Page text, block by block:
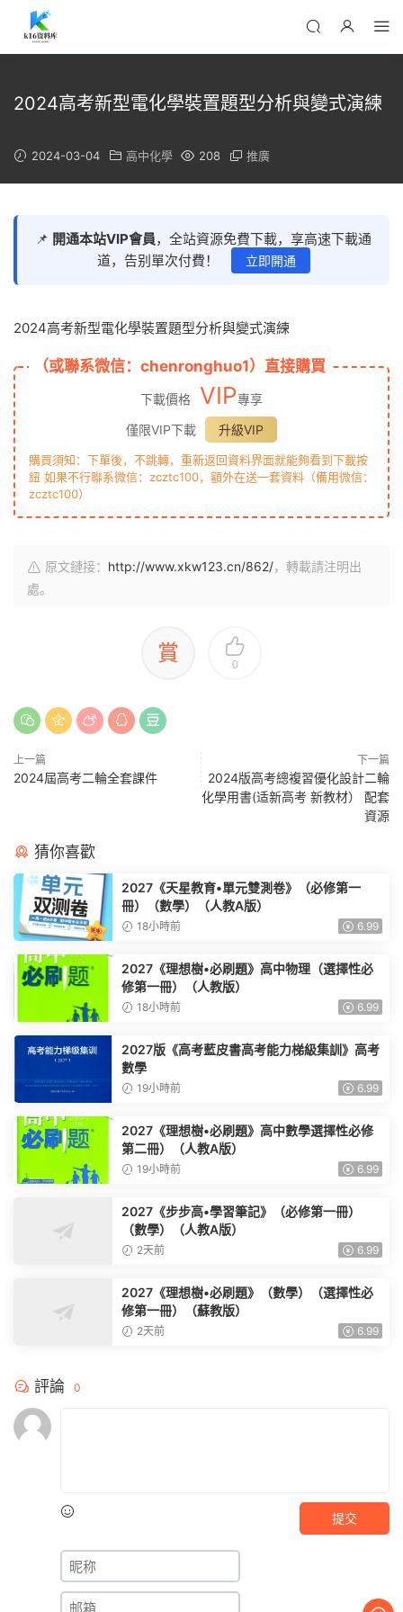
2024高考新型電化學裝置題型分析與變式演練
2024-03-04 高中化學 208 推廣
📌 開通本站VIP會員，全站資源免費下載，享高速下載通
道，告别單次付費！
立即開通
2024高考新型電化學裝置題型分析與變式演練
（或聯系微信：chenronghuo1）直接購買
下載價格 VIP專享
僅限VIP下載
升級VIP
購買須知：下單後，不跳轉，重新返回資料界面就能夠看到下載按
鈕 如果不行聯系微信：zcztc100，額外在送一套資料（備用微信：
zcztc100）
原文鏈接： http://www.xkw123.cn/862/，轉載請注明出
處。
賞 0
上一篇
2024屆高考二輪全套課件
下一篇
2024版高考總複習優化設計二輪
化學用書(适新高考 新教材） 配套
資源
猜你喜歡
2027《天星教育•單元雙測卷》（必修第一
冊）（數學）（人教A版）
18小時前 6.99
2027《理想樹•必刷題》高中物理（選擇性必
修第一冊）（人教版）
18小時前 6.99
2027版《高考藍皮書高考能力梯級集訓》高考
數學
19小時前 6.99
2027《理想樹•必刷題》高中數學選擇性必修
第二冊）（人教A版）
19小時前 6.99
2027《步步高•學習筆記》（必修第一冊）
（數學）（人教A版）
2天前 6.99
2027《理想樹•必刷題》（數學）（選擇性必
修第一冊）（蘇教版）
2天前 6.99
評論 0
提交